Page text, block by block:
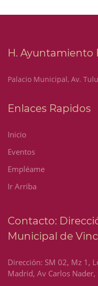
H. Ayuntamiento
Palacio Municipal, Av.
Enlaces Rapidos
Inicio
Eventos
Empléame
Ir Arriba
Contacto:
Municipal de
Dirección: SM 02, Mz 1,
Madrid, Av Carlos Nader,